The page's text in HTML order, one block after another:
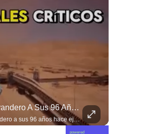
Jorge Lavandero A Sus 96 Años Hace Ejercicio De Memoria Que Debería Ser Enseñado En Todas Las Escuelas De #chile Para Frenar El Saqueo.
Jorge Lavandero a sus 96 años hace ejercicio de memoria que debería ser enseñado en todas las escuelas de #chile para frenar el saqueo. #cobre #cooper
powered